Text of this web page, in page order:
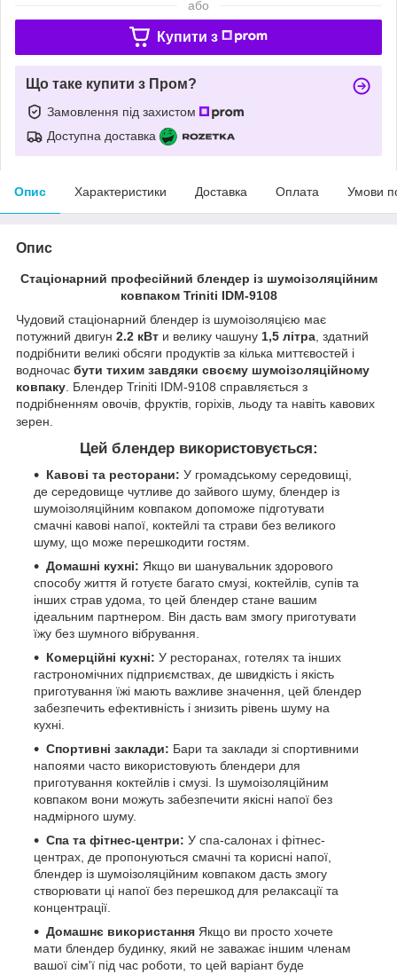
або
Купити з
Що таке купити з Пром?
Замовлення під захистом
Доступна доставка
Опис Характеристики Доставка Оплата Умови
Опис
Стаціонарний професійний блендер із шумоізоляційним
ковпаком Triniti IDM-9108
Чудовий стаціонарний блендер із шумоізоляцією має
потужний двигун 2.2 кВт и велику чашуну 1,5 літра , здатний
подрібнити великі обсяги продуктів за кілька миттєвостей і
водночас бути тихим завдяки своєму шумоізоляційному
ковпаку . Блендер Triniti IDM-9108 справляється з
подрібненням овочів, фруктів, горіхів, льоду та навіть кавових
зерен.
Цей блендер використовується:
Кавові та ресторани: У громадському середовищі,
де середовище чутливе до зайвого шуму, блендер із
шумоізоляційним ковпаком допоможе підготувати
смачні кавові напої, коктейлі та страви без великого
шуму, що може перешкодити гостям.
Домашні кухні: Якщо ви шанувальник здорового
способу життя й готуєте багато смузі, коктейлів, супів та
інших страв удома, то цей блендер стане вашим
ідеальним партнером. Він дасть вам змогу приготувати
їжу без шумного вібрування.
Комерційні кухні: У ресторанах, готелях та інших
гастрономічних підприємствах, де швидкість і якість
приготування їжі мають важливе значення, цей блендер
забезпечить ефективність і знизить рівень шуму на
кухні.
Спортивні заклади: Бари та заклади зі спортивними
напоями часто використовують блендери для
приготування коктейлів і смузі. Із шумоізоляційним
ковпаком вони можуть забезпечити якісні напої без
надмірного шуму.
Спа та фітнес-центри: У спа-салонах і фітнес-
центрах, де пропонуються смачні та корисні напої,
блендер із шумоізоляційним ковпаком дасть змогу
створювати ці напої без перешкод для релаксації та
концентрації.
Домашнє використання Якщо ви просто хочете
мати блендер будинку, який не заважає іншим членам
вашої сім'ї під час роботи, то цей варіант буде